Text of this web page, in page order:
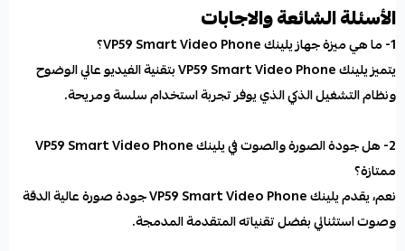
الأسئلة الشائعة والاجابات
1- ما هي ميزة جهاز يلينك VP59 Smart Video Phone؟
يتميز يلينكVP59 Smart Video Phoneبتقنية الفيديو عالي الوضوح
ونظام التشغيل الذكي الذي يوفر تجربة استخدام سلسة ومريحة.
2- هل جودة الصورة والصوت في يلينك VP59 Smart Video Phone
ممتازة؟
نعم، يقدم يلينك VP59 Smart Video Phone جودة صورة عالية الدقة
وصوت استثنائي بفضل تقنياته المتقدمة المدمجة.